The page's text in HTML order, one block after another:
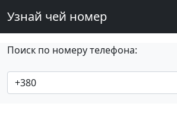
Узнай чей номер
Поиск по номеру телефона: